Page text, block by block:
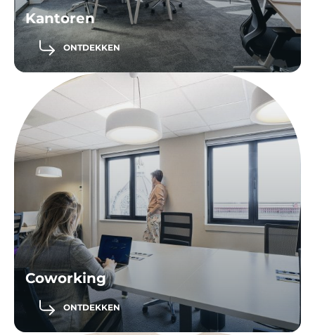
Kantoren
ONTDEKKEN
Coworking
ONTDEKKEN